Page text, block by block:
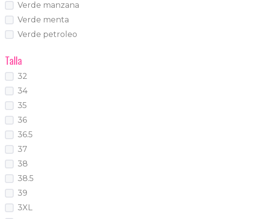
Verde manzana
Verde menta
Verde petroleo
Talla
32
34
35
36
36.5
37
38
38.5
39
3XL